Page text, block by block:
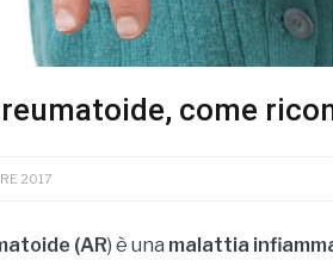
come
2017
(AR) è una malattia